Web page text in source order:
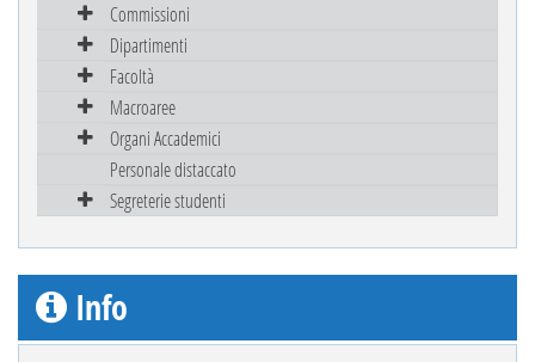
Commissioni
Dipartimenti
Facoltà
Macroaree
Organi Accademici
Personale distaccato
Segreterie studenti
Info